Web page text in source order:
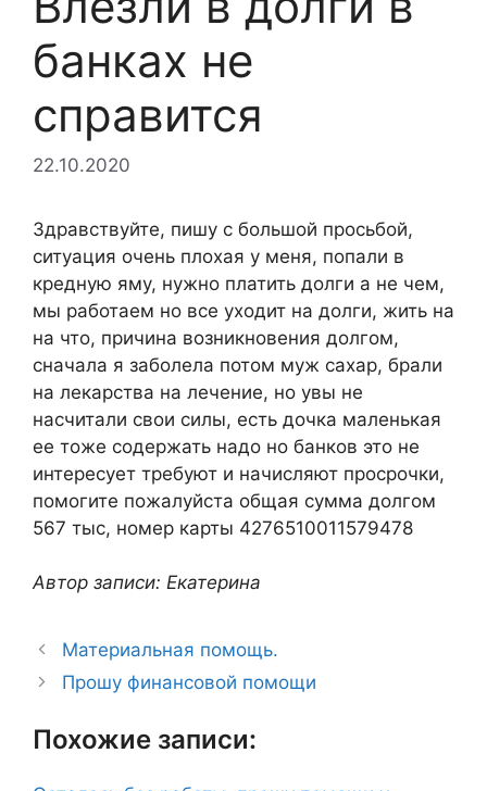
банках не
справится
22.10.2020
Здравствуйте, пишу с большой просьбой,
ситуация очень плохая у меня, попали в
кредную яму, нужно платить долги а не чем,
мы работаем но все уходит на долги, жить на
на что, причина возникновения долгом,
сначала я заболела потом муж сахар, брали
на лекарства на лечение, но увы не
насчитали свои силы, есть дочка маленькая
ее тоже содержать надо но банков это не
интересует требуют и начисляют просрочки,
помогите пожалуйста общая сумма долгом
567 тыс, номер карты 4276510011579478
Автор записи: Екатерина
Материальная помощь.
Прошу финансовой помощи
Похожие записи: